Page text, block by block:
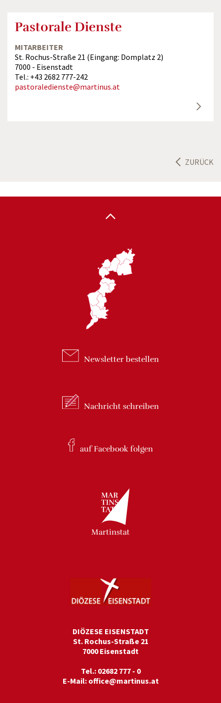
Pastorale Dienste
MITARBEITER
St. Rochus-Straße 21 (Eingang: Domplatz 2)
7000 - Eisenstadt
Tel.: +43 2682 777-242
pastoraledienste@martinus.at
ZURÜCK
Newsletter bestellen
Nachricht schreiben
auf Facebookfolgen
Martinstat
DIÖZESE EISENSTADT
St. Rochus-Straße 21
7000 Eisenstadt
Tel.: 02682 777 - 0
E-Mail: office@martinus.at